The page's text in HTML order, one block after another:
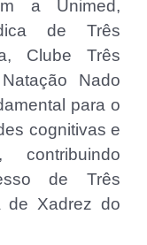
a Unimed,
de Três
Clube Três
Nado
para o
cognitivas e
contribuindo
de Três
de Xadrez do